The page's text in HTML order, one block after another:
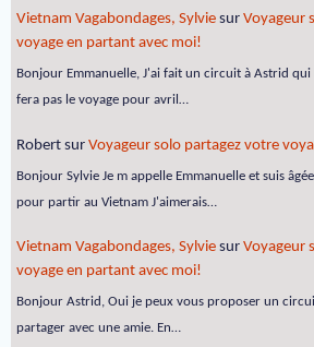
Vietnam Vagabondages, Sylvie sur Voyageur
voyage en partant avec moi!
Bonjour Emmanuelle, J'ai fait un circuit à Astrid
fera pas le voyage pour avril…
Robert sur Voyageur solo partagez votre
Bonjour Sylvie Je m appelle Emmanuelle et suis
pour partir au Vietnam J'aimerais…
Vietnam Vagabondages, Sylvie sur Voyageur
voyage en partant avec moi!
Bonjour Astrid, Oui je peux vous proposer un
partager avec une amie. En…